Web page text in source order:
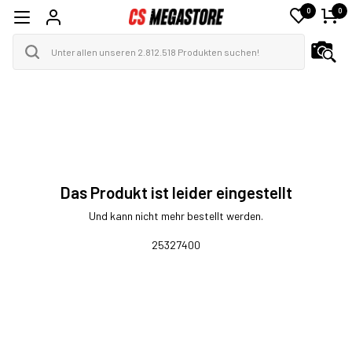
0 0
Das Produkt ist leider eingestellt
Und kann nicht mehr bestellt werden.
25327400